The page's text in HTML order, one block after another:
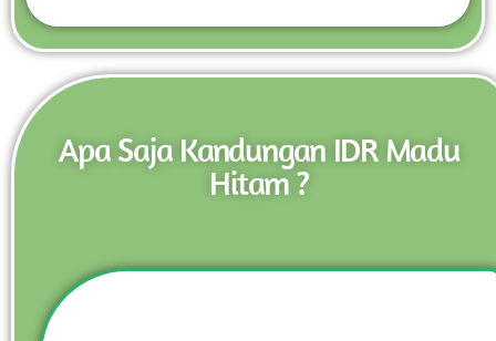
Apa Saja Kandungan IDR Madu
Hitam ?